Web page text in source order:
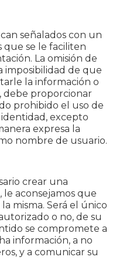
señalados con un
que se le faciliten
La omisión de
imposibilidad de que
la información o
debe proporcionar
prohibido el uso de
excepto
expresa la
nombre de usuario.
crear una
le aconsejamos que
misma. Será el único
o no, de su
se compromete a
información, a no
y a comunicar su